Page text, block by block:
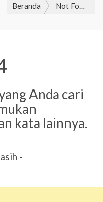
Beranda Not Found
Anda cari
kata lainnya.
-